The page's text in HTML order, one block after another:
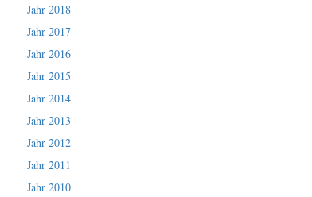
Jahr 2018
Jahr 2017
Jahr 2016
Jahr 2015
Jahr 2014
Jahr 2013
Jahr 2012
Jahr 2011
Jahr 2010